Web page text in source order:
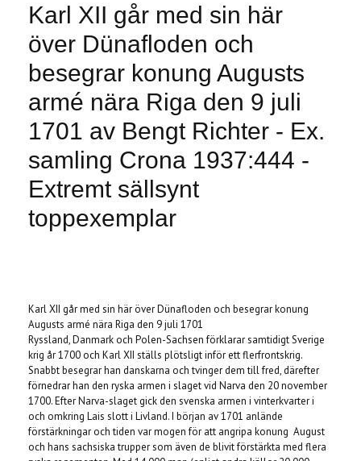
Karl XII går med sin här
över Dünafloden och
besegrar konung Augusts
armé nära Riga den 9 juli
1701 av Bengt Richter - Ex.
samling Crona 1937:444 -
Extremt sällsynt
toppexemplar
Karl XII går med sin här över Dünafloden och besegrar konung
Augusts armé nära Riga den 9 juli 1701
Ryssland, Danmark och Polen-Sachsen förklarar samtidigt Sverige
krig år 1700 och Karl XII ställs plötsligt inför ett flerfrontskrig.
Snabbt besegrar han danskarna och tvinger dem till fred, därefter
förnedrar han den ryska armen i slaget vid Narva den 20 november
1700. Efter Narva-slaget gick den svenska armen i vinterkvarter i
och omkring Lais slott i Livland. I början av 1701 anlände
förstärkningar och tiden var mogen för att angripa konung August
och hans sachsiska trupper som även de blivit förstärkta med flera